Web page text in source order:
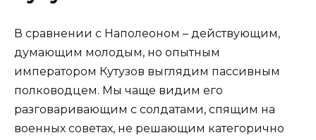
В сравнении с Наполеоном – действующим,
думающим молодым, но опытным
императором Кутузов выглядим пассивным
полководцем. Мы чаще видим его
разговаривающим с солдатами, спящим на
военных советах, не решающим категорично